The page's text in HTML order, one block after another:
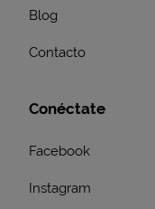
Blog
Contacto
Conéctate
Facebook
Instagram